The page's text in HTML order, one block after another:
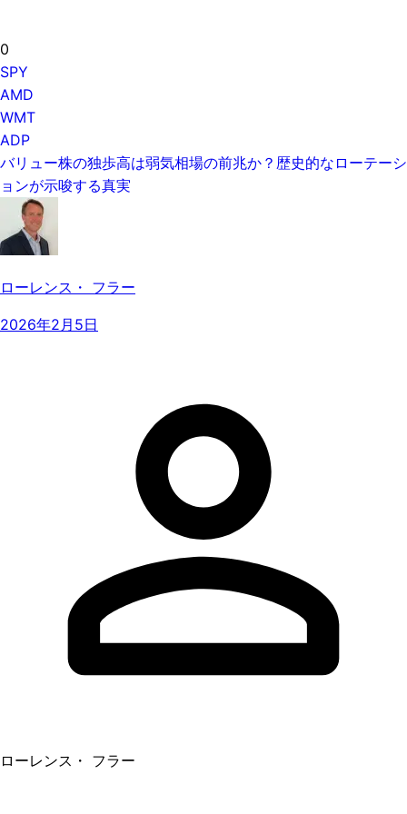
0
SPY
AMD
WMT
ADP
バリュー株の独歩高は弱気相場の前兆か？歴史的なローテーシ
ョンが示唆する真実
ローレンス・ フラー
2026年2月5日
ローレンス・ フラー